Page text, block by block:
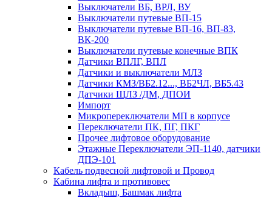
Выключатели ВБ, ВРЛ, ВУ
Выключатели путевые ВП-15
Выключатели путевые ВП-16, ВП-83,
ВК-200
Выключатели путевые конечные ВПК
Датчики ВПЛГ, ВПЛ
Датчики и выключатели МЛЗ
Датчики КМЗ/ВБ2.12..., ВБ2ЧЛ, ВБ5.43
Датчики ЩЛЗ /ДМ, ДПОИ
Импорт
Микропереключатели МП в корпусе
Переключатели ПК, ПГ, ПКГ
Прочее лифтовое оборудование
Этажные Переключатели ЭП-1140, датчики
ДПЭ-101
Кабель подвесной лифтовой и Провод
Кабина лифта и противовес
Вкладыш, Башмак лифта